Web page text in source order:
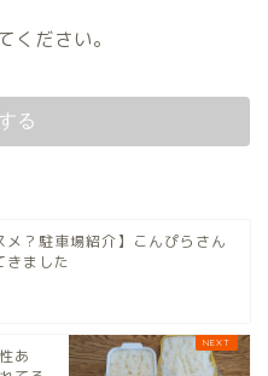
ください。
メ？駐車場紹介】こんぴらさん
きました
あ